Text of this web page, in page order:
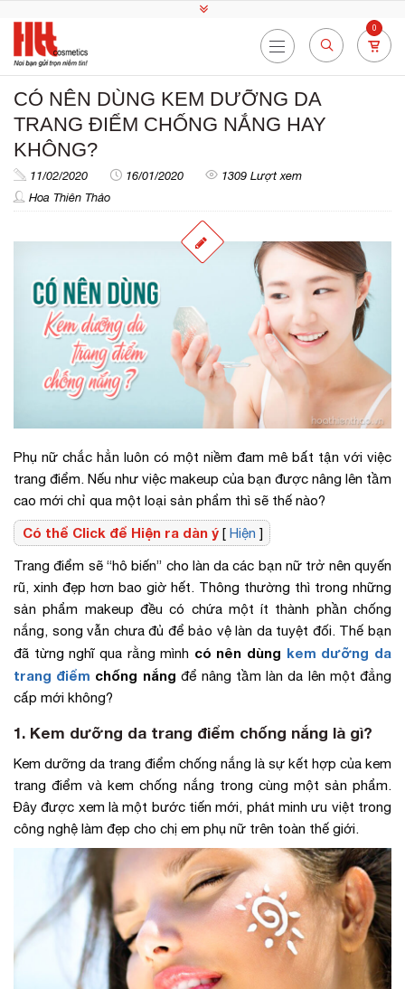
0
CÓ NÊN DÙNG KEM DƯỠNG DA
TRANG ĐIỂM CHỐNG NẮNG HAY
KHÔNG?
11/02/2020 16/01/2020
1309 Lượt xem
Hoa Thiên Thảo
Phụ nữ chắc hẳn luôn có một niềm đam mê bất tận với việc
trang điểm. Nếu như việc makeup của bạn được nâng lên tầm
cao mới chỉ qua một loại sản phẩm thì sẽ thế nào?
Có thể Click để Hiện ra dàn ý [ Hiện ]
Trang điểm sẽ “hô biến” cho làn da các bạn nữ trở nên quyến
rũ, xinh đẹp hơn bao giờ hết. Thông thường thì trong những
sản phẩm makeup đều có chứa một ít thành phần chống
nắng, song vẫn chưa đủ để bảo vệ làn da tuyệt đối. Thế bạn
đã từng nghĩ qua rằng mình có nên dùng kem dưỡng da
trang điểm chống nắng để nâng tầm làn da lên một đẳng
cấp mới không?
1. Kem dưỡng da trang điểm chống nắng là gì?
Kem dưỡng da trang điểm chống nắng là sự kết hợp của kem
trang điểm và kem chống nắng trong cùng một sản phẩm.
Đây được xem là một bước tiến mới, phát minh ưu việt trong
công nghệ làm đẹp cho chị em phụ nữ trên toàn thế giới.